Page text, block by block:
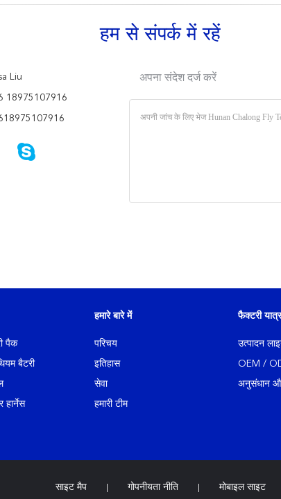
हम से संपर्क में रहें
Liu
18975107916
अपना संदेश दर्ज करें
पैक
बैटरी
हमारे बारे में
परिचय
इतिहास
सेवा
हमारी टीम
फैक्टरी
उत्पादन
OEM /
अनुसंधान
साइट मैप गोपनीयता नीति मोबाइल साइट